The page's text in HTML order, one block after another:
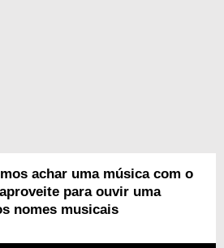
achar uma música com o
para ouvir uma
nomes musicais